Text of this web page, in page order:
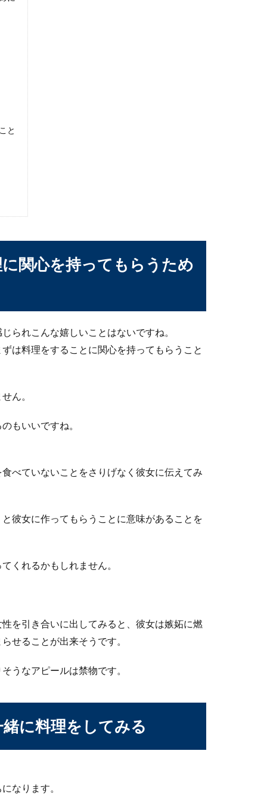
レンジして絶品料理に変身させよう
ると止まらなくなってしまいますよね。気がつくと一袋食べてし
すめレシピを紹介！【簡単・節約・健康】
たいのが食事です。あなたは自炊をしますか？またはこれから
と
関心を持ってもらうため
られこんな嬉しいことはないですね。
は料理をすることに関心を持ってもらうこと
ん。
もいいですね。
べていないことをさりげなく彼女に伝えてみ
彼女に作ってもらうことに意味があることを
くれるかもしれません。
を引き合いに出してみると、彼女は嫉妬に燃
せることが出来そうです。
うなアピールは禁物です。
に料理をしてみる
なります。